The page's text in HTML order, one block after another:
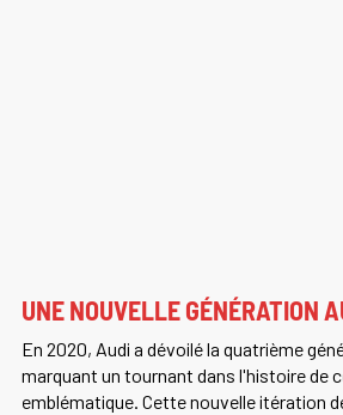
UNE NOUVELLE GÉNÉRATION
En 2020, Audi a dévoilé la quatrième
marquant un tournant dans l'histoire de
emblématique. Cette nouvelle itération